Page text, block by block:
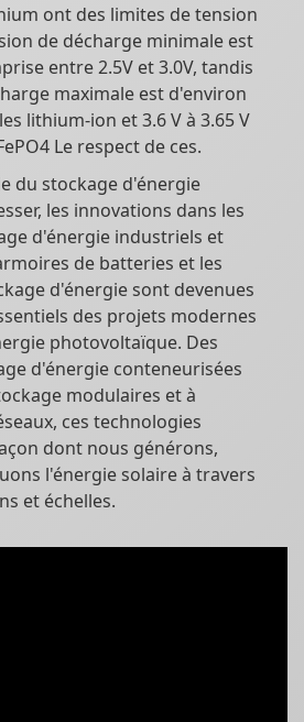
ont des limites de tension
de décharge minimale est
entre 2.5V et 3.0V, tandis
maximale est d'environ
lithium-ion et 3.6 V à 3.65 V
Le respect de ces.
du stockage d'énergie
les innovations dans les
d'énergie industriels et
de batteries et les
d'énergie sont devenues
des projets modernes
photovoltaïque. Des
d'énergie conteneurisées
modulaires et à
ces technologies
dont nous générons,
l'énergie solaire à travers
et échelles.